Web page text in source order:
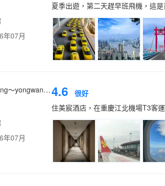
年07月
夏季出遊，第二天趕早班飛機，這
Chengfengpolang～yongwangzhiqian
年07月
4.6 很好
住美宸酒店，在重慶江北機場T3客